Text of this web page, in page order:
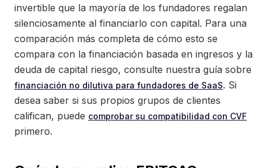
invertible que la mayoría de los fundadores regalan
silenciosamente al financiarlo con capital. Para una
comparación más completa de cómo esto se
compara con la financiación basada en ingresos y la
deuda de capital riesgo, consulte nuestra guía sobre
financiación no dilutiva para fundadores de SaaS. Si
desea saber si sus propios grupos de clientes
califican, puede comprobar su compatibilidad con CVF
primero.